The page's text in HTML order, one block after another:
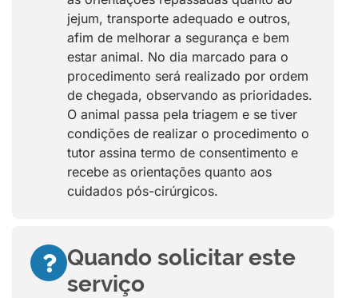
jejum, transporte adequado e outros,
afim de melhorar a segurança e bem
estar animal. No dia marcado para o
procedimento será realizado por ordem
de chegada, observando as prioridades.
O animal passa pela triagem e se tiver
condições de realizar o procedimento o
tutor assina termo de consentimento e
recebe as orientações quanto aos
cuidados pós-cirúrgicos.
Quando solicitar este
serviço